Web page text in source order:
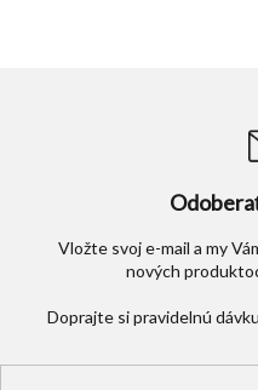
Vložte svoj e-mail a my
nových